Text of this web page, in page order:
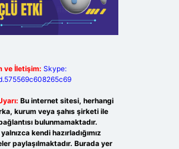
ve İletişim: Skype:
Bu internet sitesi, herhangi
kurum veya şahıs şirketi ile
bulunmamaktadır.
kendi hazırladığımız
paylaşılmaktadır. Burada yer